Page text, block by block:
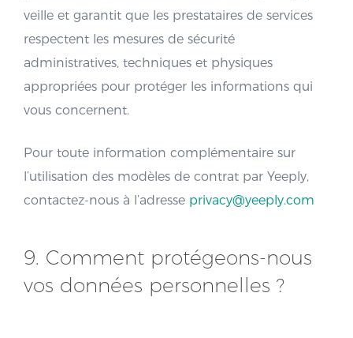
veille et garantit que les prestataires de services
respectent les mesures de sécurité
administratives, techniques et physiques
appropriées pour protéger les informations qui
vous concernent.
Pour toute information complémentaire sur
l’utilisation des modèles de contrat par Yeeply,
contactez-nous à l’adresse privacy@yeeply.com
9. Comment protégeons-nous
vos données personnelles ?